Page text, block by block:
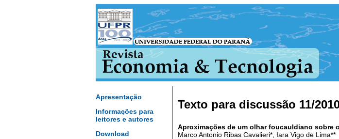
Apresentação
Informações para
leitores e autores
Download
Texto para discussão 11/
Aproximações de um olhar foucauldiano sobre
Marco Antonio Ribas Cavalieri*, Iara Vigo de Lima**